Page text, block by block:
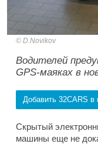
D.Novikov
Водителей
GPS-маяках в
Добавить 32CARS в
Скрытый
машины еще не